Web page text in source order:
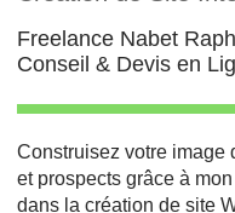
Freelance Nabet
Conseil & Devis en
Construisez votre image
et prospects grâce à
dans la création de site